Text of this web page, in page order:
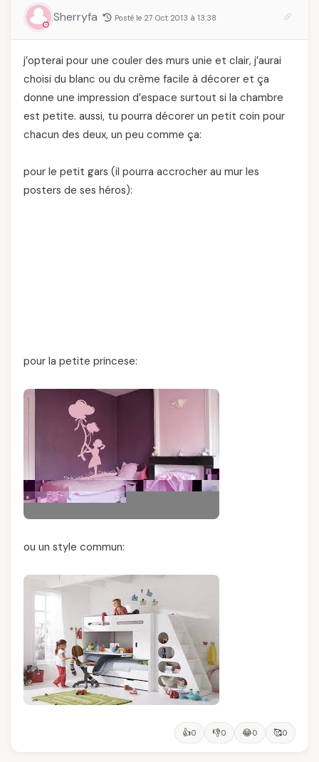
temps
Sherryfa Posté le 27 Oct 2013 à 13:38
j’opterai pour une couler des murs unie et clair, j’aurai
choisi du blanc ou du crème facile à décorer et ça
donne une impression d’espace surtout si la chambre
est petite. aussi, tu pourra décorer un petit coin pour
chacun des deux, un peu comme ça:
pour le petit gars (il pourra accrocher au mur les
posters de ses héros):
pour la petite princese:
ou un style commun:
👍0 👎0 😂0 🥰0